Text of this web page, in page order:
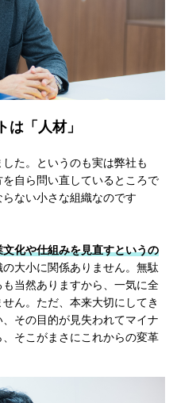
「人材」
た。というのも実は弊社も
自ら問い直しているところで
ない小さな組織なのです
化や仕組みを見直すというの
の大小に関係ありません。無駄
当然ありますから、一気に全
ん。ただ、本来大切にしてき
その目的が見失われてマイナ
そこがまさにこれからの変革